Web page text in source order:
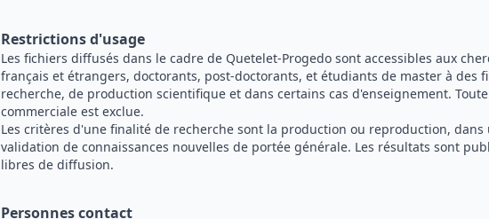
Restrictions d'usage
Les fichiers diffusés dans le cadre de Quetelet-Progedo sont accessibles aux
français et étrangers, doctorants, post-doctorants, et étudiants de master à des
recherche, de production scientifique et dans certains cas d'enseignement.
commerciale est exclue.
Les critères d'une finalité de recherche sont la production ou reproduction, dans
validation de connaissances nouvelles de portée générale. Les résultats sont
libres de diffusion.
Personnes contact